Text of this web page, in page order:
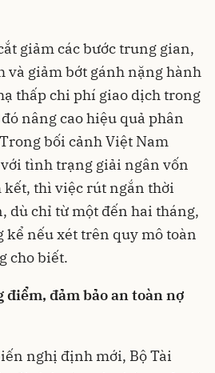
giảm các bước trung gian,
và giảm bớt gánh nặng hành
thấp chi phí giao dịch trong
nâng cao hiệu quả phân
bối cảnh Việt Nam
tình trạng giải ngân vốn
kết, thì việc rút ngắn thời
dù chỉ từ một đến hai tháng,
kể nếu xét trên quy mô toàn
cho biết.
đảm bảo an toàn nợ
nghị định mới, Bộ Tài